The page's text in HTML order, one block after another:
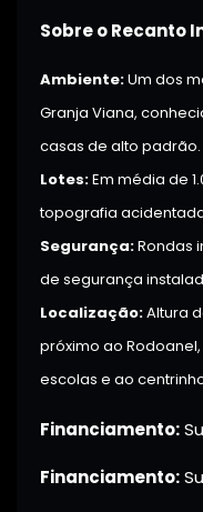
Sobre o Recanto
Ambiente:Um dos
Granja Viana,
casas de alto padrão.
Lotes:Em média de
topografia
Segurança:Rondas
de segurança
Localização:Altura
próximo ao
escolas e ao
Financiamento:
Financiamento: